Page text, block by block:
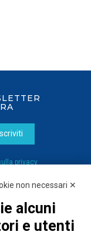
privacy
non necessari ✕
alcuni
e utenti